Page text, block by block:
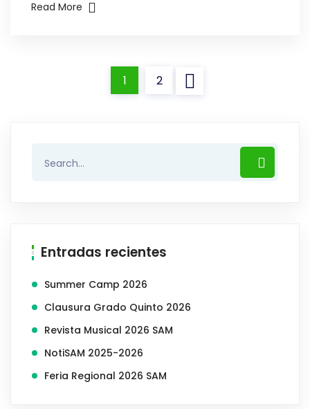
Read More
1 2
Entradas recientes
Summer Camp 2026
Clausura Grado Quinto 2026
Revista Musical 2026 SAM
NotiSAM 2025-2026
Feria Regional 2026 SAM